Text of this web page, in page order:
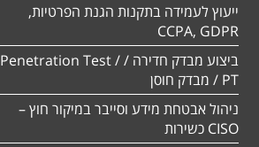
ייעוץ לעמידה בתקנות הגנת הפרטיות,
CCPA, GDPR
ביצוע מבדק חדירה / Penetration Test /
PT / מבדק חוסן
ניהול אבטחת מידע וסייבר במיקור חוץ –
CISO כשירות